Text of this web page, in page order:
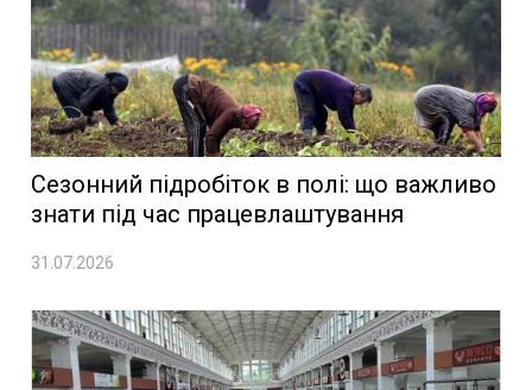
Сезонний підробіток в полі: що важливо
знати під час працевлаштування
31.07.2026